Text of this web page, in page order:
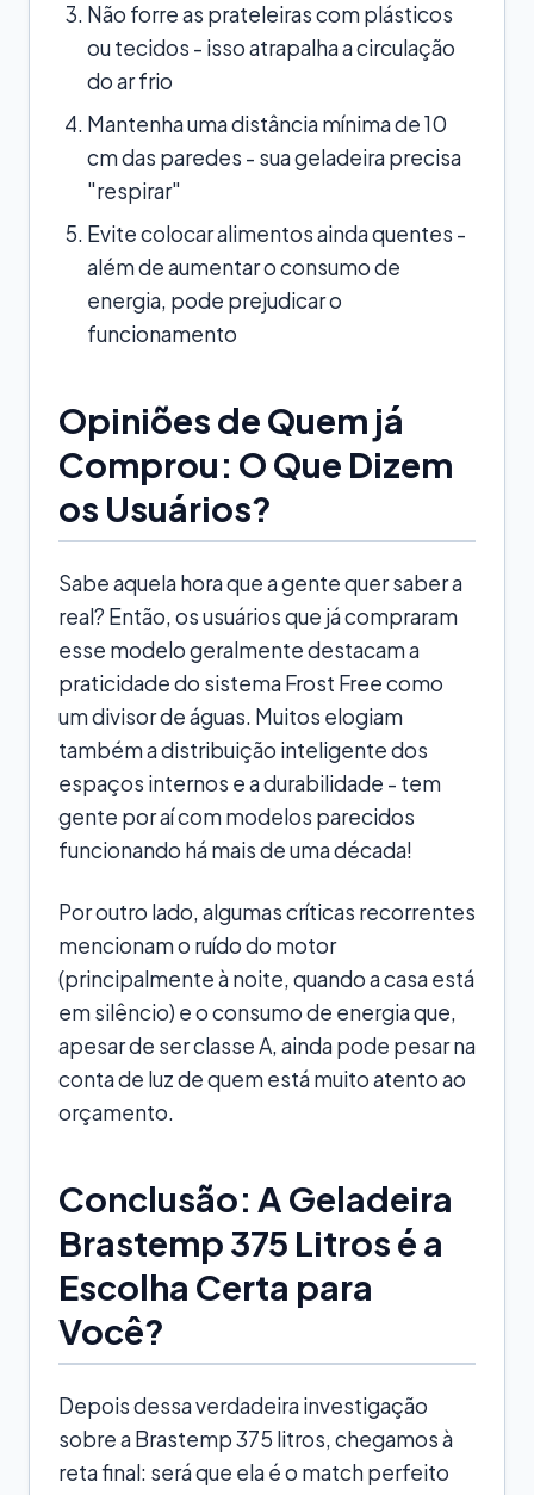
Não forre as prateleiras com plásticos
ou tecidos - isso atrapalha a circulação
do ar frio
Mantenha uma distância mínima de 10
cm das paredes - sua geladeira precisa
"respirar"
Evite colocar alimentos ainda quentes -
além de aumentar o consumo de
energia, pode prejudicar o
funcionamento
Opiniões de Quem já
Comprou: O Que Dizem
os Usuários?
Sabe aquela hora que a gente quer saber a
real? Então, os usuários que já compraram
esse modelo geralmente destacam a
praticidade do sistema Frost Free como
um divisor de águas. Muitos elogiam
também a distribuição inteligente dos
espaços internos e a durabilidade - tem
gente por aí com modelos parecidos
funcionando há mais de uma década!
Por outro lado, algumas críticas recorrentes
mencionam o ruído do motor
(principalmente à noite, quando a casa está
em silêncio) e o consumo de energia que,
apesar de ser classe A, ainda pode pesar na
conta de luz de quem está muito atento ao
orçamento.
Conclusão: A Geladeira
Brastemp 375 Litros é a
Escolha Certa para
Você?
Depois dessa verdadeira investigação
sobre a Brastemp 375 litros, chegamos à
reta final: será que ela é o match perfeito